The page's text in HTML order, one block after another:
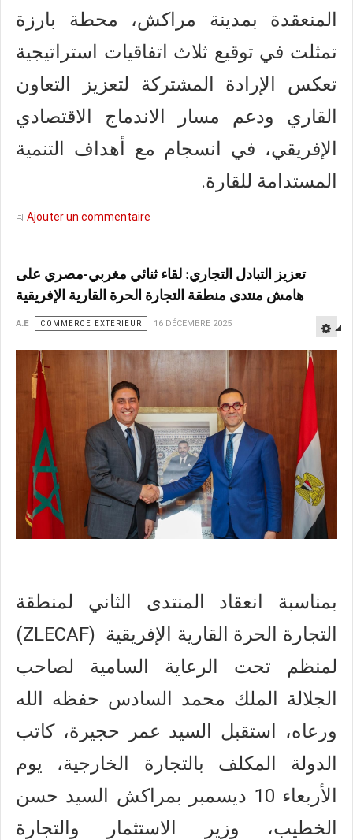
المنعقدة بمدينة مراكش، محطة بارزة
تمثلت في توقيع ثلاث اتفاقيات استراتيجية
تعكس الإرادة المشتركة لتعزيز التعاون
القاري ودعم مسار الاندماج الاقتصادي
الإفريقي، في انسجام مع أهداف التنمية
المستدامة للقارة.
Ajouter un commentaire
تعزيز التبادل التجاري: لقاء ثنائي مغربي-مصري على
هامش منتدى منطقة التجارة الحرة القارية الإفريقية
A.E COMMERCE EXTERIEUR 16 DÉCEMBRE 2025
بمناسبة انعقاد المنتدى الثاني لمنطقة
التجارة الحرة القارية الإفريقية (ZLECAF)
لمنظم تحت الرعاية السامية لصاحب
الجلالة الملك محمد السادس حفظه الله
ورعاه، استقبل السيد عمر حجيرة، كاتب
الدولة المكلف بالتجارة الخارجية، يوم
الأربعاء 10 ديسمبر بمراكش السيد حسن
الخطيب، وزير الاستثمار والتجارة